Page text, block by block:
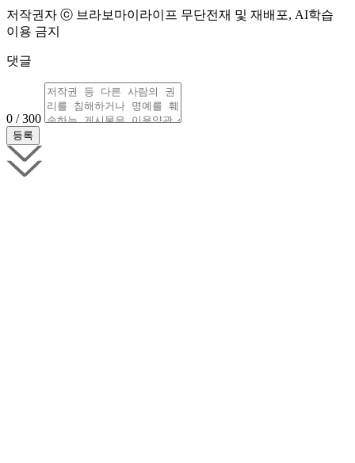
저작권자 ⓒ 브라보마이라이프 무단전재 및 재배포, AI학습
이용 금지
댓글
0 / 300